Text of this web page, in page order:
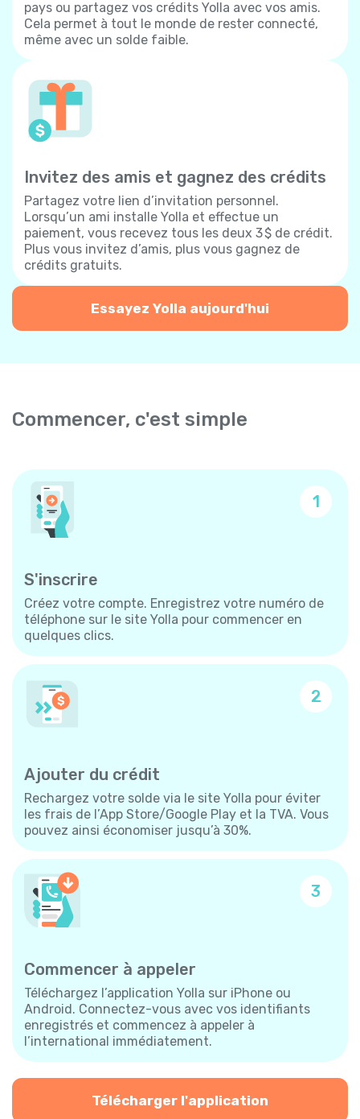
pays ou partagez vos crédits Yolla avec vos amis.
Cela permet à tout le monde de rester connecté,
même avec un solde faible.
Invitez des amis et gagnez des crédits
Partagez votre lien d’invitation personnel.
Lorsqu’un ami installe Yolla et effectue un
paiement, vous recevez tous les deux 3 $ de crédit.
Plus vous invitez d’amis, plus vous gagnez de
crédits gratuits.
Essayez Yolla aujourd'hui
Commencer, c'est simple
1
S'inscrire
Créez votre compte. Enregistrez votre numéro de
téléphone sur le site Yolla pour commencer en
quelques clics.
2
Ajouter du crédit
Rechargez votre solde via le site Yolla pour éviter
les frais de l’App Store/Google Play et la TVA. Vous
pouvez ainsi économiser jusqu’à 30%.
3
Commencer à appeler
Téléchargez l’application Yolla sur iPhone ou
Android. Connectez-vous avec vos identifiants
enregistrés et commencez à appeler à
l’international immédiatement.
Télécharger l'application